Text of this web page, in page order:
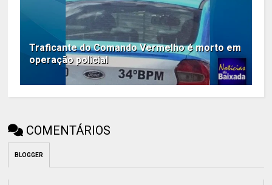
Traficante do Comando Vermelho é morto em
operação policial
COMENTÁRIOS
BLOGGER